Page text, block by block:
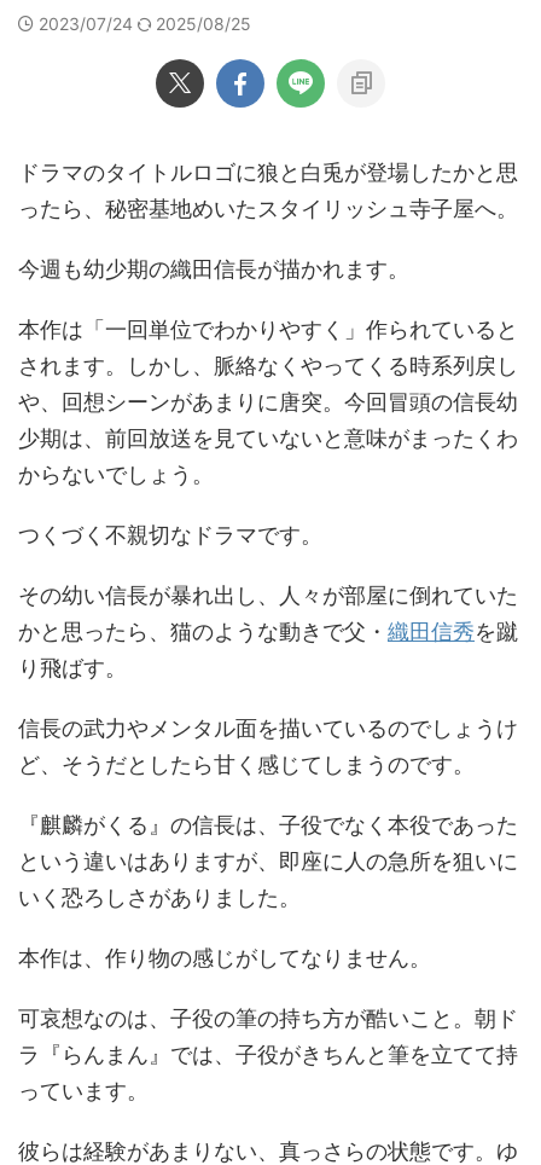
2023/07/24 2025/08/25
ドラマのタイトルロゴに狼と白兎が登場したかと思
ったら、秘密基地めいたスタイリッシュ寺子屋へ。
今週も幼少期の織田信長が描かれます。
本作は「一回単位でわかりやすく」作られていると
されます。しかし、脈絡なくやってくる時系列戻し
や、回想シーンがあまりに唐突。今回冒頭の信長幼
少期は、前回放送を見ていないと意味がまったくわ
からないでしょう。
つくづく不親切なドラマです。
その幼い信長が暴れ出し、人々が部屋に倒れていた
かと思ったら、猫のような動きで父・ 織田信秀を蹴
り飛ばす。
信長の武力やメンタル面を描いているのでしょうけ
ど、そうだとしたら甘く感じてしまうのです。
『麒麟がくる』の信長は、子役でなく本役であった
という違いはありますが、即座に人の急所を狙いに
いく恐ろしさがありました。
本作は、作り物の感じがしてなりません。
可哀想なのは、子役の筆の持ち方が酷いこと。朝ド
ラ『らんまん』では、子役がきちんと筆を立てて持
っています。
彼らは経験があまりない、真っさらの状態です。ゆ